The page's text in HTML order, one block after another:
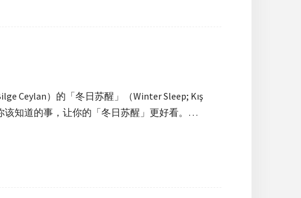
Ceylan）的「冬日苏醒」（Winter Sleep; Kış
该知道的事，让你的「冬日苏醒」更好看。…